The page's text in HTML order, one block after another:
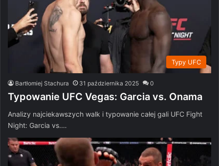
Typy UFC
Bartłomiej Stachura 31 października 2025 0
Typowanie UFC Vegas: Garcia vs. Onama
Analizy najciekawszych walk i typowanie całej gali UFC Fight
Night: Garcia vs.…